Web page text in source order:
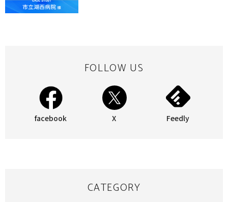
FOLLOW US
facebook X Feedly
CATEGORY